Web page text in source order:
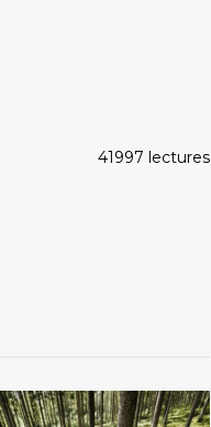
41997 lectures